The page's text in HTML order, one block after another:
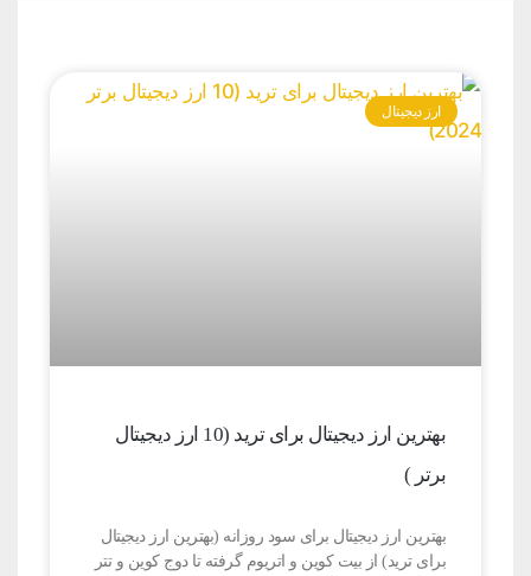
ارز دیجیتال
بهترین ارز دیجیتال برای ترید (10 ارز دیجیتال
برتر )
بهترین ارز دیجیتال برای سود روزانه (بهترین ارز دیجیتال
برای ترید) از بیت کوین و اتریوم گرفته تا دوج کوین و تتر